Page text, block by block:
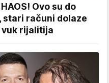
Ovo su do
stari računi dolaze
vuk rijalitija